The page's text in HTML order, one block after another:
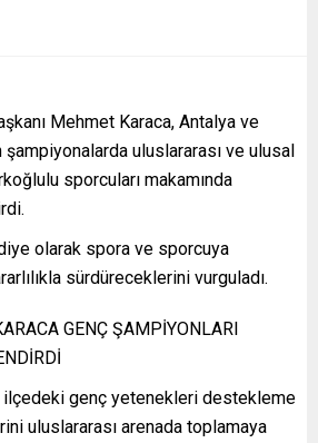
Mehmet Karaca, Antalya ve
şampiyonalarda uluslararası ve ulusal
sporcuları makamında
olarak spora ve sporcuya
sürdüreceklerini vurguladı.
GENÇ ŞAMPİYONLARI
genç yetenekleri destekleme
uluslararası arenada toplamaya